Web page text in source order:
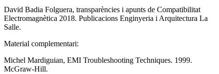
David Badia Folguera, transparències i apunts de Compatibilitat
Electromagnètica 2018. Publicacions Enginyeria i Arquitectura La
Salle.
Material complementari:
Michel Mardiguian, EMI Troubleshooting Techniques. 1999.
McGraw-Hill.